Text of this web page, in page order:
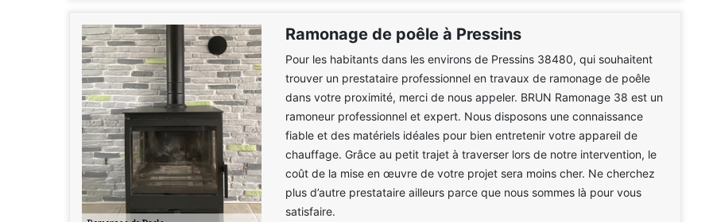
Ramonage de poêle à Pressins
Pour les habitants dans les environs de Pressins 38480, qui souhaitent
trouver un prestataire professionnel en travaux de ramonage de poêle
dans votre proximité, merci de nous appeler. BRUN Ramonage 38 est un
ramoneur professionnel et expert. Nous disposons une connaissance
fiable et des matériels idéales pour bien entretenir votre appareil de
chauffage. Grâce au petit trajet à traverser lors de notre intervention, le
coût de la mise en œuvre de votre projet sera moins cher. Ne cherchez
plus d’autre prestataire ailleurs parce que nous sommes là pour vous
satisfaire.